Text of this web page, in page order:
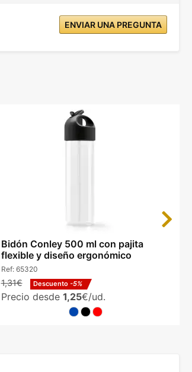
ENVIAR UNA PREGUNTA
Bidón Conley 500 ml con pajita
flexible y diseño ergonómico
Ref: 65320
1,31€ Descuento -5%
Precio desde 1,25€/ud.
Next